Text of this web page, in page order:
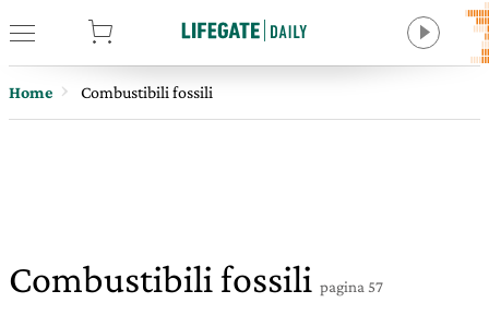
Home Combustibili fossili
Combustibili fossili pagina 57